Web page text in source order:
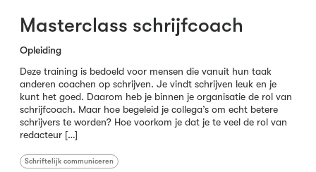
Masterclass schrijfcoach
Opleiding
Deze training is bedoeld voor mensen die vanuit hun taak
anderen coachen op schrijven. Je vindt schrijven leuk en je
kunt het goed. Daarom heb je binnen je organisatie de rol van
schrijfcoach. Maar hoe begeleid je collega’s om echt betere
schrijvers te worden? Hoe voorkom je dat je te veel de rol van
redacteur […]
Schriftelijk communiceren